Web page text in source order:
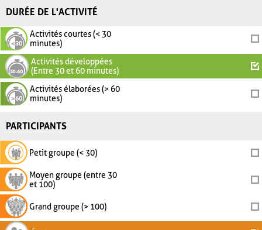
DURÉE DE L'ACTIVITÉ
Activités courtes (< 30
minutes)
Activités développées
(Entre 30 et 60 minutes)
Activités élaborées (> 60
minutes)
PARTICIPANTS
Petit groupe (< 30)
Moyen groupe (entre 30
et 100)
Grand groupe (> 100)